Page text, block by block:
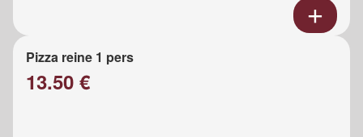
Pizza reine 1 pers
13.50 €